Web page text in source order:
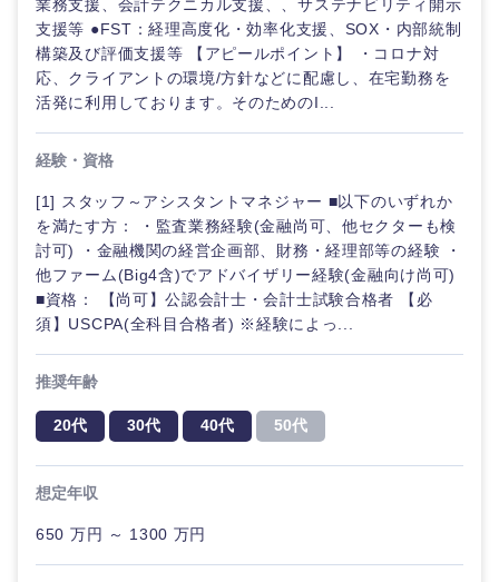
業務支援、会計テクニカル支援、、サステナビリティ開示
支援等 ●FST：経理高度化・効率化支援、SOX・内部統制
構築及び評価支援等 【アピールポイント】 ・コロナ対
応、クライアントの環境/方針などに配慮し、在宅勤務を
活発に利用しております。そのためのI...
経験・資格
[1] スタッフ～アシスタントマネジャー ■以下のいずれか
を満たす方： ・監査業務経験(金融尚可、他セクターも検
討可) ・金融機関の経営企画部、財務・経理部等の経験 ・
他ファーム(Big4含)でアドバイザリー経験(金融向け尚可)
■資格： 【尚可】公認会計士・会計士試験合格者 【必
須】USCPA(全科目合格者) ※経験によっ...
推奨年齢
20代 30代 40代 50代
想定年収
650 万円 ～ 1300 万円